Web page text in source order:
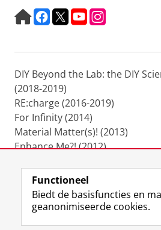
H
o
e
a
g
e
F
a
e
o
o
k
T
w
t
e
Y
o
t
b
t
g
a
m
DIY Beyond the Lab: the DIY
(2018-2019)
RE:charge (2016-2019)
For Infinity (2014)
Material Matter(s)! (2013)
Enhance Me?! (2012)
Laatst gewijzigd: 21 augustus
F
Functioneel
Biedt de basisfuncties en
geanonimiseerde cookies.